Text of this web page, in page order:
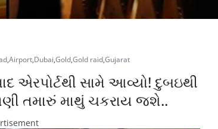
,Airport,Dubai,Gold,Gold raid,Gujarat
એરપોર્ટથી સામે આવ્યો! દુબઇથી
તમારું માથું ચકરાય જશે..